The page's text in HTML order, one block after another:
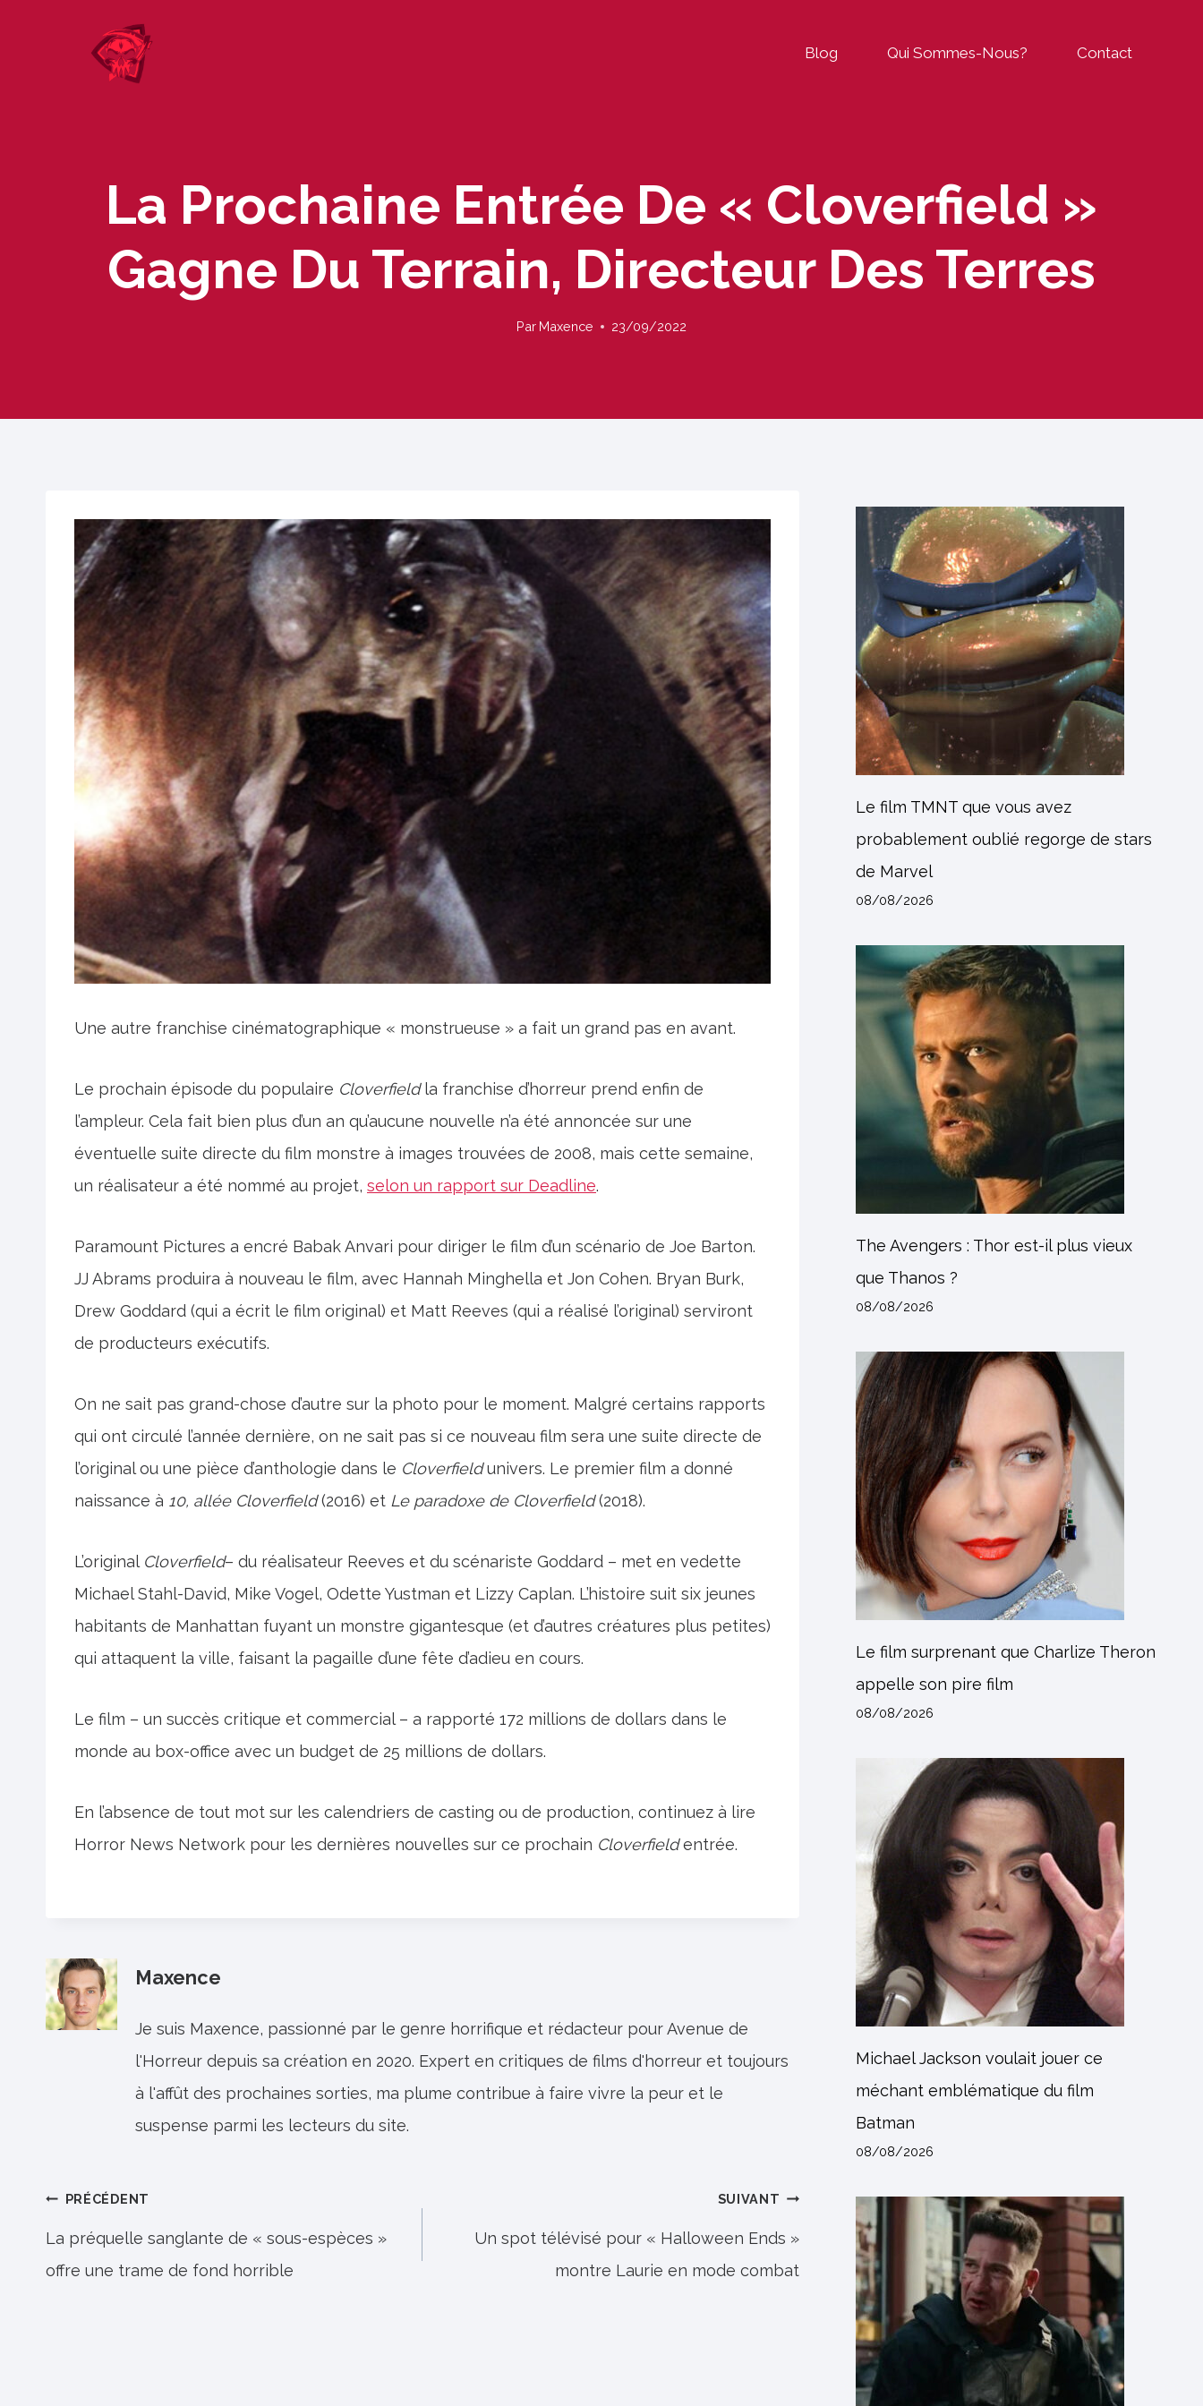
Blog Qui Sommes-Nous? Contact
La Prochaine Entrée De « Cloverfield »
Gagne Du Terrain, Directeur Des Terres
Par Maxence 23/09/2022
Une autre franchise cinématographique « monstrueuse » a fait un grand pas en avant.
Le prochain épisode du populaire Cloverfieldla franchise d’horreur prend enfin de
l’ampleur. Cela fait bien plus d’un an qu’aucune nouvelle n’a été annoncée sur une
éventuelle suite directe du film monstre à images trouvées de 2008, mais cette semaine,
un réalisateur a été nommé au projet, selon un rapport sur Deadline.
Paramount Pictures a encré Babak Anvari pour diriger le film d’un scénario de Joe Barton.
JJ Abrams produira à nouveau le film, avec Hannah Minghella et Jon Cohen. Bryan Burk,
Drew Goddard (qui a écrit le film original) et Matt Reeves (qui a réalisé l’original) serviront
de producteurs exécutifs.
On ne sait pas grand-chose d’autre sur la photo pour le moment. Malgré certains rapports
qui ont circulé l’année dernière, on ne sait pas si ce nouveau film sera une suite directe de
l’original ou une pièce d’anthologie dans le Cloverfieldunivers. Le premier film a donné
naissance à 10, allée Cloverfield(2016) et Le paradoxe de Cloverfield(2018).
L’original Cloverfield– du réalisateur Reeves et du scénariste Goddard – met en vedette
Michael Stahl-David, Mike Vogel, Odette Yustman et Lizzy Caplan. L’histoire suit six jeunes
habitants de Manhattan fuyant un monstre gigantesque (et d’autres créatures plus petites)
qui attaquent la ville, faisant la pagaille d’une fête d’adieu en cours.
Le film – un succès critique et commercial – a rapporté 172 millions de dollars dans le
monde au box-office avec un budget de 25 millions de dollars.
En l’absence de tout mot sur les calendriers de casting ou de production, continuez à lire
Horror News Network pour les dernières nouvelles sur ce prochain Cloverfieldentrée.
Maxence
Je suis Maxence, passionné par le genre horrifique et rédacteur pour Avenue de
l'Horreur depuis sa création en 2020. Expert en critiques de films d'horreur et toujours
à l'affût des prochaines sorties, ma plume contribue à faire vivre la peur et le
suspense parmi les lecteurs du site.
Navigation
de
l’article
PRÉCÉDENT
La préquelle sanglante de « sous-espèces »
offre une trame de fond horrible
SUIVANT
Un spot télévisé pour « Halloween Ends »
montre Laurie en mode combat
Le film TMNT que vous avez
probablement oublié regorge de stars
de Marvel
08/08/2026
The Avengers : Thor est-il plus vieux
que Thanos ?
08/08/2026
Le film surprenant que Charlize Theron
appelle son pire film
08/08/2026
Michael Jackson voulait jouer ce
méchant emblématique du film
Batman
08/08/2026